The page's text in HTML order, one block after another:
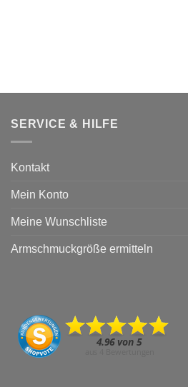
SERVICE & HILFE
Kontakt
Mein Konto
Meine Wunschliste
Armschmuckgröße ermitteln